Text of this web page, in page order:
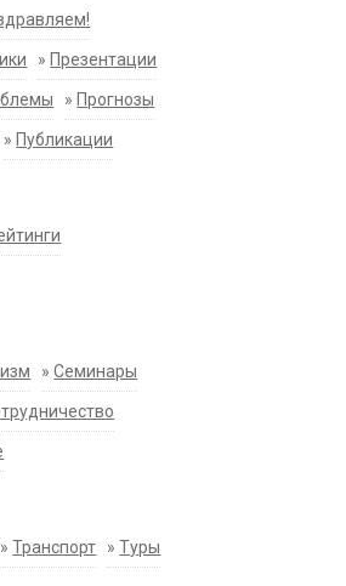
» Презентации
» Прогнозы
» Публикации
»Семинары
»Транспорт »Туры